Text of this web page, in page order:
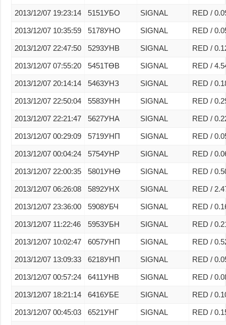
2013/12/07 19:23:14 5151УБО SIGNAL RED /
2013/12/07 10:35:59 5178УНО SIGNAL RED /
2013/12/07 22:47:50 5293УНВ SIGNAL RED /
2013/12/07 07:55:20 5451ТӨВ SIGNAL RED /
2013/12/07 20:14:14 5463УНЗ SIGNAL RED /
2013/12/07 22:50:04 5583УНН SIGNAL RED /
2013/12/07 22:21:47 5627УНА SIGNAL RED /
2013/12/07 00:29:09 5719УНП SIGNAL RED /
2013/12/07 00:04:24 5754УНР SIGNAL RED /
2013/12/07 22:00:35 5801УНӨ SIGNAL RED /
2013/12/07 06:26:08 5892УНХ SIGNAL RED /
2013/12/07 23:36:00 5908УБЧ SIGNAL RED /
2013/12/07 11:22:46 5953УБН SIGNAL RED /
2013/12/07 10:02:47 6057УНП SIGNAL RED /
2013/12/07 13:09:33 6218УНП SIGNAL RED /
2013/12/07 00:57:24 6411УНВ SIGNAL RED /
2013/12/07 18:21:14 6416УБЕ SIGNAL RED /
2013/12/07 00:45:03 6521УНГ SIGNAL RED /